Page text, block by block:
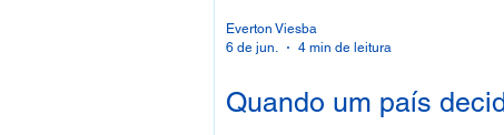
Quando um país
Everton Viesba
6 de jun.
4 min de leitura